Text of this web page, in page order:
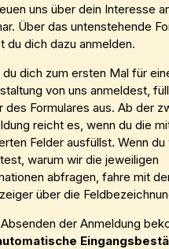
uns über dein Interesse
Über das untenstehende
du dich dazu anmelden.
du dich zum ersten Mal für
von uns anmeldest,
des Formulares aus. Ab der
reicht es, wenn du die
Felder ausfüllst. Wenn du
warum wir die jeweiligen
abfragen, fahre mit
über die
der Anmeldung